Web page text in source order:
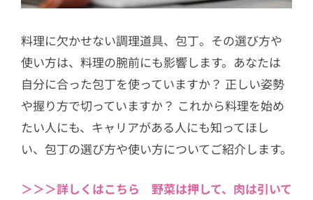
料理に欠かせない調理道具、包丁。その選び方や
使い方は、料理の腕前にも影響します。あなたは
自分に合った包丁を使っていますか？ 正しい姿勢
や握り方で切っていますか？ これから料理を始め
たい人にも、キャリアがある人にも知ってほし
い、包丁の選び方や使い方についてご紹介します。
＞＞＞詳しくはこちら 野菜は押して、肉は引いて